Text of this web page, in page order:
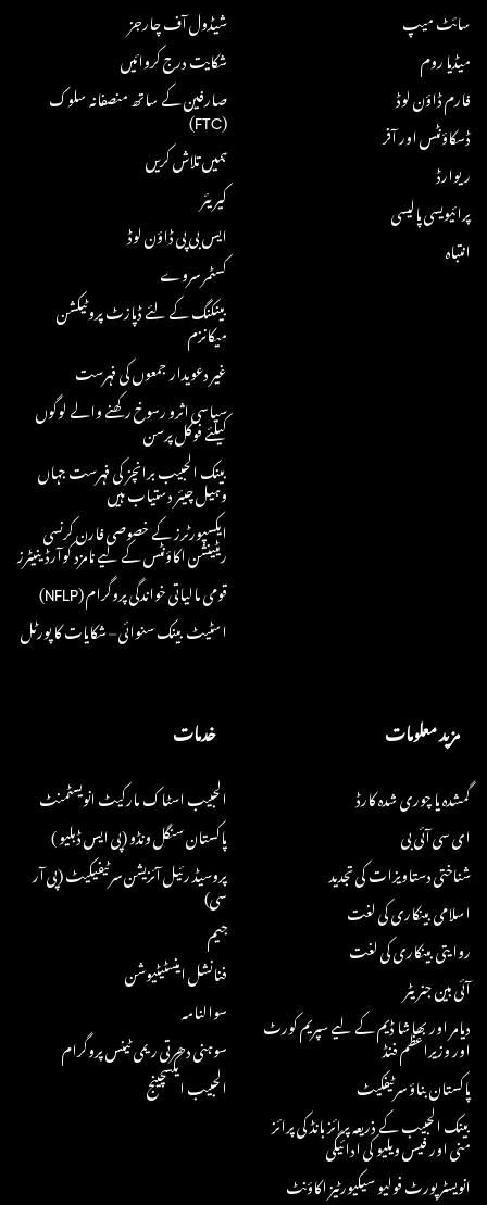
سائٹ میپ
میڈیا روم
فارم ڈاؤن لوڈ
ڈسکاؤنٹس اور آفر
ریوارڈ
پرائیویسی پالیسی
انتباہ
شیڈول آف چارجز
شکایت درج کروائیں
صارفین کے ساتھ منصفانہ سلوک
(FTC)
ہمیں تلاش کریں
کیریئر
ایس بی پی ڈاؤن لوڈ
کسٹمر سروے
بینکنگ کے لئے ڈپازٹ پروٹیکشن
میکانزم
غیر دعویدار جمعوں کی فہرست
سیاسی اثرو رسوخ رکھنے والے لوگوں
کیلئے فوکل پرسن
بینک الحبیب برانچز کی فہرست جہاں
وہیل چیئر دستیاب ہیں
ایکسپورٹرز کے خصوصی فارن کرنسی
ریٹینشن اکاؤنٹس کے لیے نامزد کوآرڈینیٹرز
قومی مالیاتی خواندگی پروگرام (NFLP)
اسٹیٹ بینک سنوائی – شکایات کا پورٹل
مزید معلومات
گمشدہ یا چوری شدہ کارڈ
ای سی آئی بی
شناختی دستاویزات کی تجدید
اسلامی بینکاری کی لغت
روایتی بینکاری کی لغت
آئی بین جنریٹر
دیامر اور بھاشا ڈیم کے لیے سپریم کورٹ
اور وزیراعظم فنڈ
پاکستان بناؤ سرٹیفکیٹ
بینک الحبیب کے ذریعہ پرائز بانڈ کی پرائز
منی اور فیس ویلیو کی ادائیگی
انویسٹر پورٹ فولیو سیکیورٹیز اکاؤنٹ
خدمات
الحبیب اسٹاک مارکیٹ انویسٹمنٹ
پاکستان سنگل ونڈو (پی ایس ڈبلیو )
پروسیڈ رئیل آئزیشن سرٹیفیکیٹ (پی آر
سی)
جیم
فنانشل اینسٹیٹیوشن
سوالنامہ
سوہنی دھرتی ریمی ٹینس پروگرام
الحبیب ایکسچینج